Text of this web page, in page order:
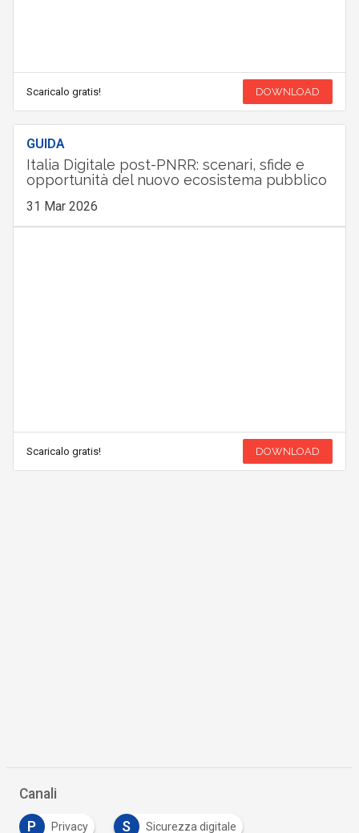
Scaricalo gratis! DOWNLOAD
GUIDA
Italia Digitale post-PNRR: scenari, sfide e
opportunità del nuovo ecosistema pubblico
31 Mar 2026
Scaricalo gratis! DOWNLOAD
Canali
P Privacy S Sicurezza digitale